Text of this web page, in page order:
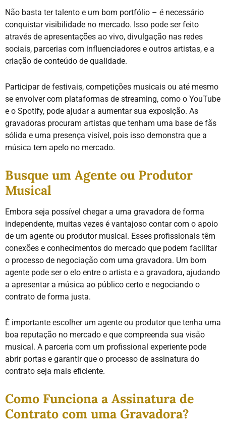
Não basta ter talento e um bom portfólio – é necessário
conquistar visibilidade no mercado. Isso pode ser feito
através de apresentações ao vivo, divulgação nas redes
sociais, parcerias com influenciadores e outros artistas, e a
criação de conteúdo de qualidade.
Participar de festivais, competições musicais ou até mesmo
se envolver com plataformas de streaming, como o YouTube
e o Spotify, pode ajudar a aumentar sua exposição. As
gravadoras procuram artistas que tenham uma base de fãs
sólida e uma presença visível, pois isso demonstra que a
música tem apelo no mercado.
Busque um Agente ou Produtor
Musical
Embora seja possível chegar a uma gravadora de forma
independente, muitas vezes é vantajoso contar com o apoio
de um agente ou produtor musical. Esses profissionais têm
conexões e conhecimentos do mercado que podem facilitar
o processo de negociação com uma gravadora. Um bom
agente pode ser o elo entre o artista e a gravadora, ajudando
a apresentar a música ao público certo e negociando o
contrato de forma justa.
É importante escolher um agente ou produtor que tenha uma
boa reputação no mercado e que compreenda sua visão
musical. A parceria com um profissional experiente pode
abrir portas e garantir que o processo de assinatura do
contrato seja mais eficiente.
Como Funciona a Assinatura de
Contrato com uma Gravadora?